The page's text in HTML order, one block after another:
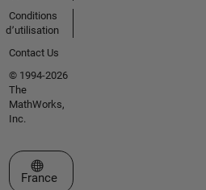
Conditions
d՚utilisation
Contact Us
© 1994-2026
The
MathWorks,
Inc.
Sélectionner un site web
France